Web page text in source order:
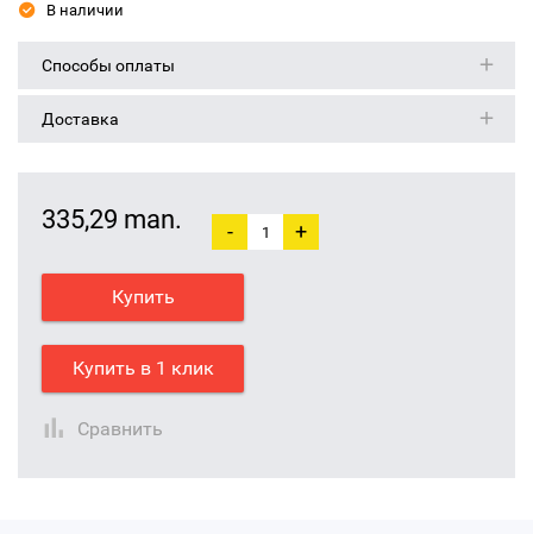
В наличии
Способы оплаты
Доставка
335,29 man. - +
Купить
Купить в 1 клик
Сравнить